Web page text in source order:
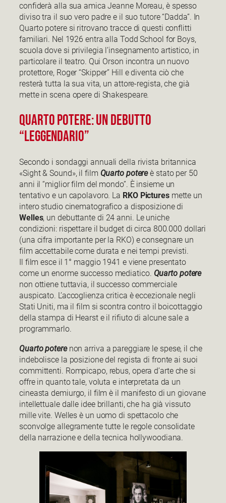
confiderà alla sua amica Jeanne Moreau, è spesso
diviso tra il suo vero padre e il suo tutore “Dadda”. In
Quarto potere si ritrovano tracce di questi conflitti
familiari. Nel 1926 entra alla Todd School for Boys,
scuola dove si privilegia l’insegnamento artistico, in
particolare il teatro. Qui Orson incontra un nuovo
protettore, Roger “Skipper” Hill e diventa ciò che
resterà tutta la sua vita, un attore-regista, che già
mette in scena opere di Shakespeare.
Quarto Potere: un debutto
“leggendario”
Secondo i sondaggi annuali della rivista britannica
«Sight & Sound», il film Quarto potereè stato per 50
anni il “miglior film del mondo”. È insieme un
tentativo e un capolavoro. La RKO Picturesmette un
intero studio cinematografico a disposizione di
Welles, un debuttante di 24 anni. Le uniche
condizioni: rispettare il budget di circa 800.000 dollari
(una cifra importante per la RKO) e consegnare un
film accettabile come durata e nei tempi previsti.
Il film esce il 1° maggio 1941 e viene presentato
come un enorme successo mediatico. Quarto potere
non ottiene tuttavia, il successo commerciale
auspicato. L’accoglienza critica è eccezionale negli
Stati Uniti, ma il film si scontra contro il boicottaggio
della stampa di Hearst e il rifiuto di alcune sale a
programmarlo.
Quarto poterenon arriva a pareggiare le spese, il che
indebolisce la posizione del regista di fronte ai suoi
committenti. Rompicapo, rebus, opera d’arte che si
offre in quanto tale, voluta e interpretata da un
cineasta demiurgo, il film è il manifesto di un giovane
intellettuale dalle idee brillanti, che ha già vissuto
mille vite. Welles è un uomo di spettacolo che
sconvolge allegramente tutte le regole consolidate
della narrazione e della tecnica hollywoodiana.